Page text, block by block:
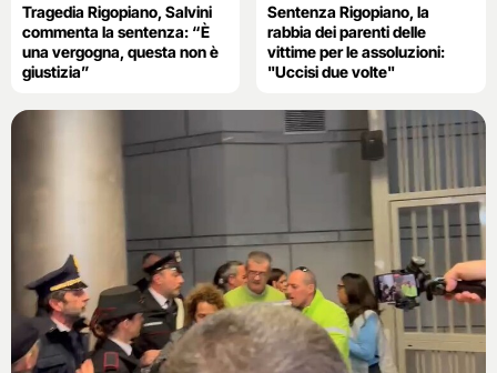
Tragedia Rigopiano, Salvini
commenta la sentenza: “È
una vergogna, questa non è
giustizia”
Sentenza Rigopiano, la
rabbia dei parenti delle
vittime per le assoluzioni:
"Uccisi due volte"